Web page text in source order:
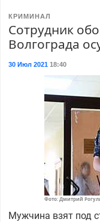
КРИМИНАЛ
Сотрудник
Волгограда
30 Июл 202118:40
Фото: Дмитрий
Мужчина взят под